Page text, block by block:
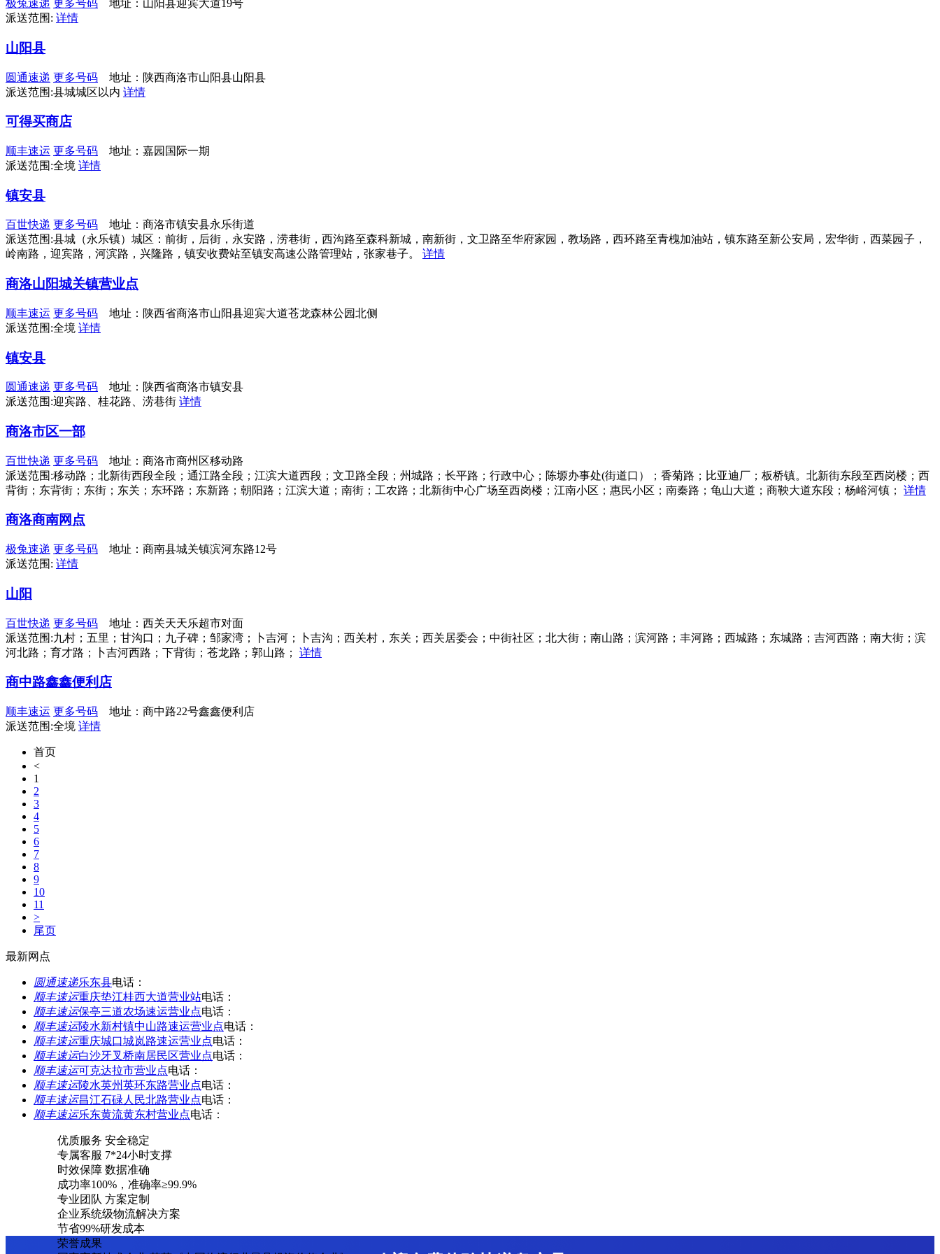
极兔速递 更多号码 地址：山阳县迎宾大道19号
派送范围: 详情
山阳县
圆通速递 更多号码 地址：陕西商洛市山阳县山阳县
派送范围:县城城区以内 详情
可得买商店
顺丰速运 更多号码 地址：嘉园国际一期
派送范围:全境 详情
镇安县
百世快递 更多号码 地址：商洛市镇安县永乐街道
派送范围:县城（永乐镇）城区：前街，后街，永安路，涝巷街，西沟路至森科新城，南新街，文卫路至华府家园，教场路，西环路至青槐加油站，镇东路至新公安局，宏华街，西菜园子，
岭南路，迎宾路，河滨路，兴隆路，镇安收费站至镇安高速公路管理站，张家巷子。 详情
商洛山阳城关镇营业点
顺丰速运 更多号码 地址：陕西省商洛市山阳县迎宾大道苍龙森林公园北侧
派送范围:全境 详情
镇安县
圆通速递 更多号码 地址：陕西省商洛市镇安县
派送范围:迎宾路、桂花路、涝巷街 详情
商洛市区一部
百世快递 更多号码 地址：商洛市商州区移动路
派送范围:移动路；北新街西段全段；通江路全段；江滨大道西段；文卫路全段；州城路；长平路；行政中心；陈塬办事处(街道口）；香菊路；比亚迪厂；板桥镇。北新街东段至西岗楼；西
背街；东背街；东街；东关；东环路；东新路；朝阳路；江滨大道；南街；工农路；北新街中心广场至西岗楼；江南小区；惠民小区；南秦路；龟山大道；商鞅大道东段；杨峪河镇； 详情
商洛商南网点
极兔速递 更多号码 地址：商南县城关镇滨河东路12号
派送范围: 详情
山阳
百世快递 更多号码 地址：西关天天乐超市对面
派送范围:九村；五里；甘沟口；九子碑；邹家湾；卜吉河；卜吉沟；西关村，东关；西关居委会；中街社区；北大街；南山路；滨河路；丰河路；西城路；东城路；吉河西路；南大街；滨
河北路；育才路；卜吉河西路；下背街；苍龙路；郭山路； 详情
商中路鑫鑫便利店
顺丰速运 更多号码 地址：商中路22号鑫鑫便利店
派送范围:全境 详情
首页
<
1
2
3
4
5
6
7
8
9
10
11
>
尾页
最新网点
圆通速递乐东县电话：
顺丰速运重庆垫江桂西大道营业站电话：
顺丰速运保亭三道农场速运营业点电话：
顺丰速运陵水新村镇中山路速运营业点电话：
顺丰速运重庆城口城岚路速运营业点电话：
顺丰速运白沙牙叉桥南居民区营业点电话：
顺丰速运可克达拉市营业点电话：
顺丰速运陵水英州英环东路营业点电话：
顺丰速运昌江石碌人民北路营业点电话：
顺丰速运乐东黄流黄东村营业点电话：
优质服务 安全稳定
专属客服 7*24小时支撑
时效保障 数据准确
成功率100%，准确率≥99.9%
专业团队 方案定制
企业系统级物流解决方案
节省99%研发成本
荣誉成果